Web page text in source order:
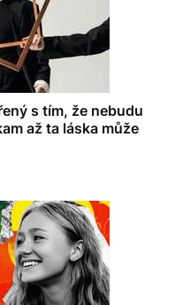
s tím, že nebudu
až ta láska může